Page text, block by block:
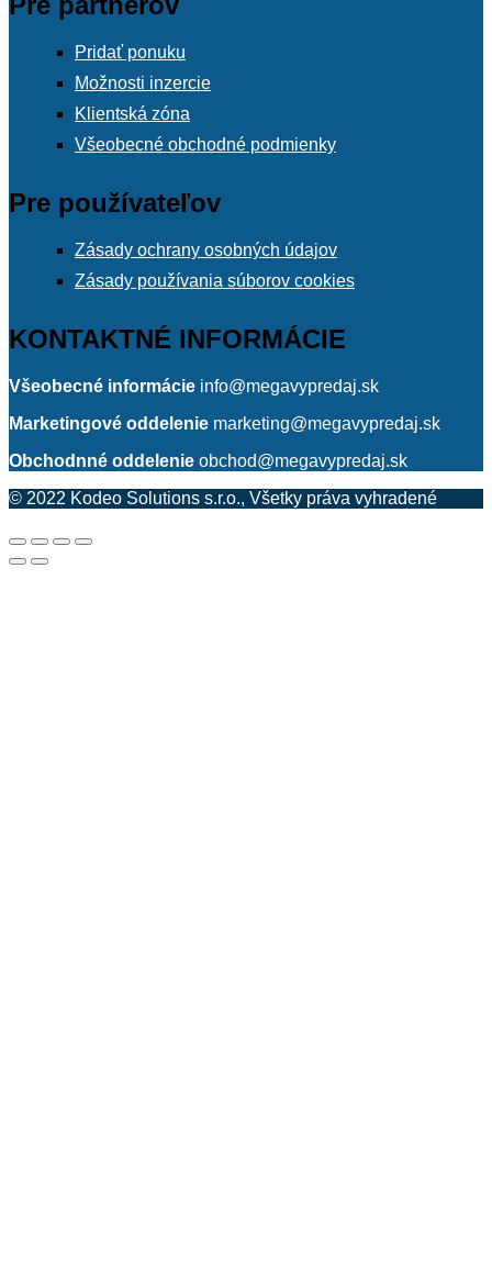
Pridať ponuku
Možnosti inzercie
Klientská zóna
Všeobecné obchodné podmienky
Pre používateľov
Zásady ochrany osobných údajov
Zásady používania súborov cookies
KONTAKTNÉ INFORMÁCIE
Všeobecné informácie info@megavypredaj.sk
Marketingové oddelenie marketing@megavypredaj.sk
Obchodnné oddelenie obchod@megavypredaj.sk
© 2022 Kodeo Solutions s.r.o., Všetky práva vyhradené